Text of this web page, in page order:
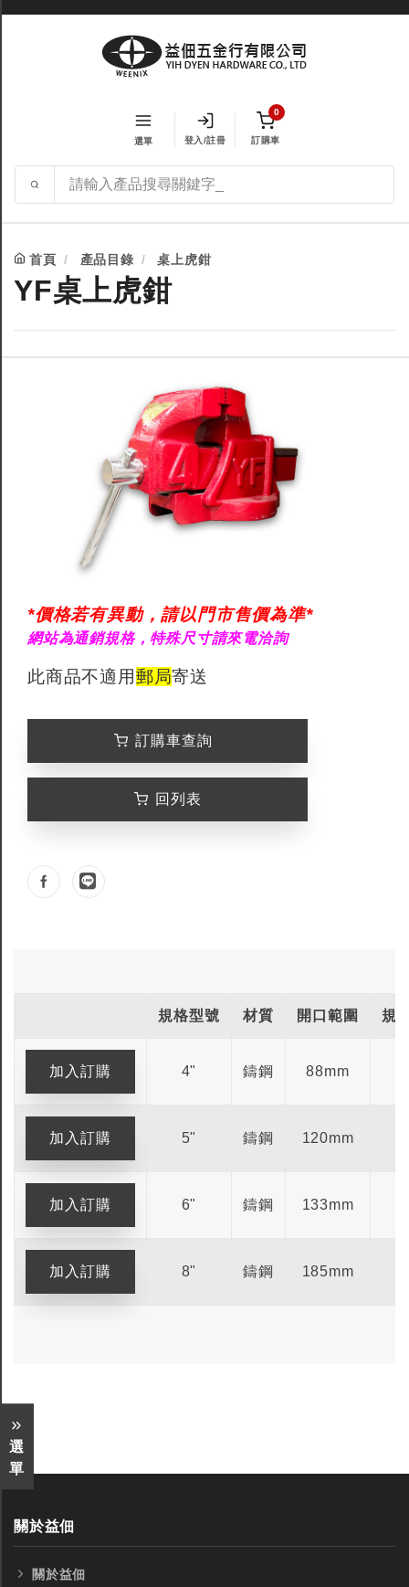
選單 登入/註冊
0
訂購車
首頁 產品目錄 桌上虎鉗
YF桌上虎鉗
選
單
*價格若有異動，請以門市售價為準*
網站為通銷規格，特殊尺寸請來電洽詢
此商品不適用郵局寄送
訂購車查詢
回列表
規格型號 材質 開口範圍 規
4" 鑄鋼 88mm
5" 鑄鋼 120mm
6" 鑄鋼 133mm
8" 鑄鋼 185mm
關於益佃
關於益佃